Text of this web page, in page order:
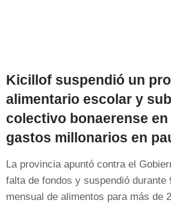
Kicillof suspendió un
alimentario escolar y
colectivo bonaerense en
gastos millonarios en
La provincia apuntó contra el
falta de fondos y suspendió durante
mensual de alimentos para más de